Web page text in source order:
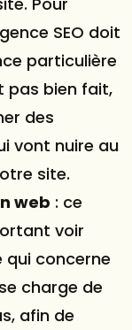
SEO doit
particulière
pas bien fait,
des
vont nuire au
site.
web : ce
voir
qui concerne
charge de
afin de